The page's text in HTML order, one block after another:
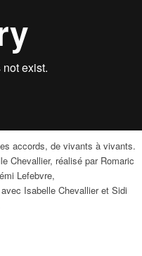
accords, de vivants à vivants.
Chevallier, réalisé par Romaric
Lefebvre,
Isabelle Chevallier et Sidi